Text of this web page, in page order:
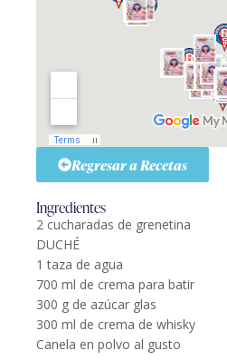
Regresar a Recetas
Ingredientes
2 cucharadas de grenetina
DUCHÉ
1 taza de agua
700 ml de crema para batir
300 g de azúcar glas
300 ml de crema de whisky
Canela en polvo al gusto